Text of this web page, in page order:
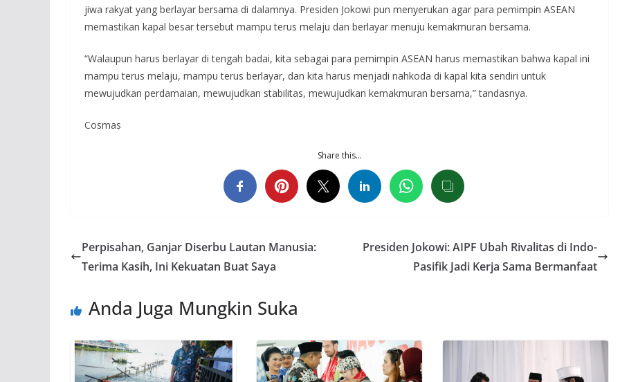
jiwa rakyat yang berlayar bersama di dalamnya. Presiden Jokowi pun menyerukan agar para pemimpin ASEAN
memastikan kapal besar tersebut mampu terus melaju dan berlayar menuju kemakmuran bersama.
“Walaupun harus berlayar di tengah badai, kita sebagai para pemimpin ASEAN harus memastikan bahwa kapal ini
mampu terus melaju, mampu terus berlayar, dan kita harus menjadi nahkoda di kapal kita sendiri untuk
mewujudkan perdamaian, mewujudkan stabilitas, mewujudkan kemakmuran bersama,” tandasnya.
Cosmas
Share this…
Perpisahan, Ganjar Diserbu Lautan Manusia:
Terima Kasih, Ini Kekuatan Buat Saya
Presiden Jokowi: AIPF Ubah Rivalitas di Indo-
Pasifik Jadi Kerja Sama Bermanfaat
Anda Juga Mungkin Suka